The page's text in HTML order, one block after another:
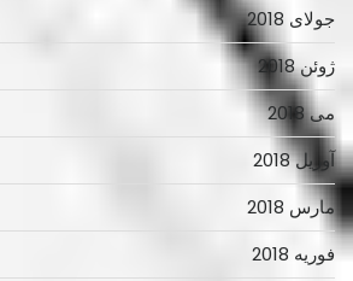
جولای 2018
ژوئن 2018
می 2018
آوریل 2018
مارس 2018
فوریه 2018